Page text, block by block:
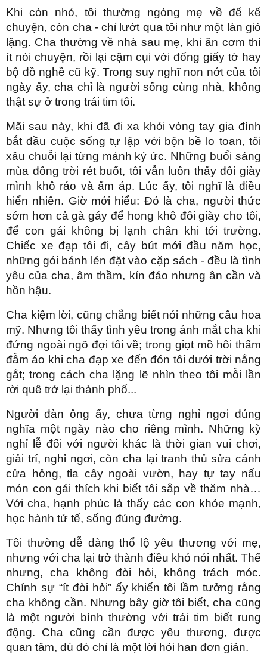
a
y
V
i
d
e
o
Khi còn nhỏ, tôi thường ngóng mẹ về để kể
chuyện, còn cha - chỉ lướt qua tôi như một làn gió
lặng. Cha thường về nhà sau mẹ, khi ăn cơm thì
ít nói chuyện, rồi lại cặm cụi với đống giấy tờ hay
bộ đồ nghề cũ kỹ. Trong suy nghĩ non nớt của tôi
ngày ấy, cha chỉ là người sống cùng nhà, không
thật sự ở trong trái tim tôi.
Mãi sau này, khi đã đi xa khỏi vòng tay gia đình
bắt đầu cuộc sống tự lập với bộn bề lo toan, tôi
xâu chuỗi lại từng mảnh ký ức. Những buổi sáng
mùa đông trời rét buốt, tôi vẫn luôn thấy đôi giày
mình khô ráo và ấm áp. Lúc ấy, tôi nghĩ là điều
hiển nhiên. Giờ mới hiểu: Đó là cha, người thức
sớm hơn cả gà gáy để hong khô đôi giày cho tôi,
để con gái không bị lạnh chân khi tới trường.
Chiếc xe đạp tôi đi, cây bút mới đầu năm học,
những gói bánh lén đặt vào cặp sách - đều là tình
yêu của cha, âm thầm, kín đáo nhưng ân cần và
hồn hậu.
Cha kiệm lời, cũng chẳng biết nói những câu hoa
mỹ. Nhưng tôi thấy tình yêu trong ánh mắt cha khi
đứng ngoài ngõ đợi tôi về; trong giọt mồ hôi thấm
đẫm áo khi cha đạp xe đến đón tôi dưới trời nắng
gắt; trong cách cha lặng lẽ nhìn theo tôi mỗi lần
rời quê trở lại thành phố...
Người đàn ông ấy, chưa từng nghỉ ngơi đúng
nghĩa một ngày nào cho riêng mình. Những kỳ
nghỉ lễ đối với người khác là thời gian vui chơi,
giải trí, nghỉ ngơi, còn cha lại tranh thủ sửa cánh
cửa hỏng, tỉa cây ngoài vườn, hay tự tay nấu
món con gái thích khi biết tôi sắp về thăm nhà…
Với cha, hạnh phúc là thấy các con khỏe mạnh,
học hành tử tế, sống đúng đường.
Tôi thường dễ dàng thổ lộ yêu thương với mẹ,
nhưng với cha lại trở thành điều khó nói nhất. Thế
nhưng, cha không đòi hỏi, không trách móc.
Chính sự “ít đòi hỏi” ấy khiến tôi lầm tưởng rằng
cha không cần. Nhưng bây giờ tôi biết, cha cũng
là một người bình thường với trái tim biết rung
động. Cha cũng cần được yêu thương, được
quan tâm, dù đó chỉ là một lời hỏi han đơn giản.